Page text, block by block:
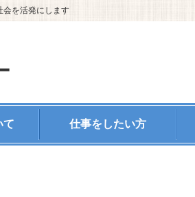
会を活発にします
て 仕事をしたい方